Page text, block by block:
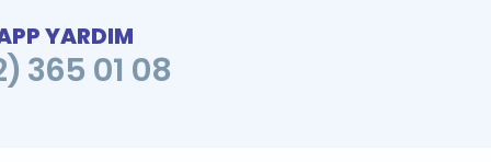
YARDIM
365 01 08